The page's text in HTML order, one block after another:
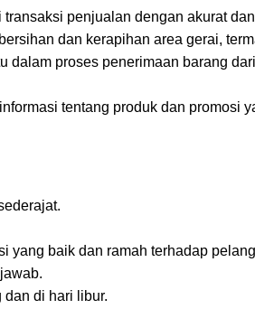
transaksi penjualan dengan akurat
dan kerapihan area gerai,
dalam proses penerimaan barang
tentang produk dan promosi
yang baik dan ramah terhadap
dan di hari libur.